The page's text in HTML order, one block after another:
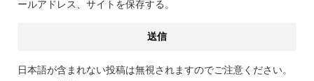
ールアドレス、サイトを保存する。
日本語が含まれない投稿は無視されますのでご注意ください。